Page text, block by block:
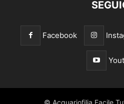
Facebook
© Acquariofilia Facile